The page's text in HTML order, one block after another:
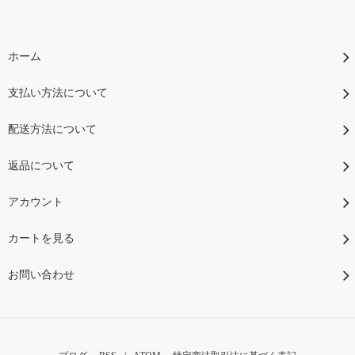
ホーム
支払い方法について
配送方法について
返品について
アカウント
カートを見る
お問い合わせ